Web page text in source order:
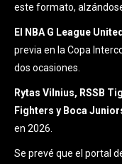
este formato,
El NBA G League United
previa en la Copa
dos ocasiones.
Rytas Vilnius, RSSB
Fighters y Boca
en 2026.
Se prevé que el portal